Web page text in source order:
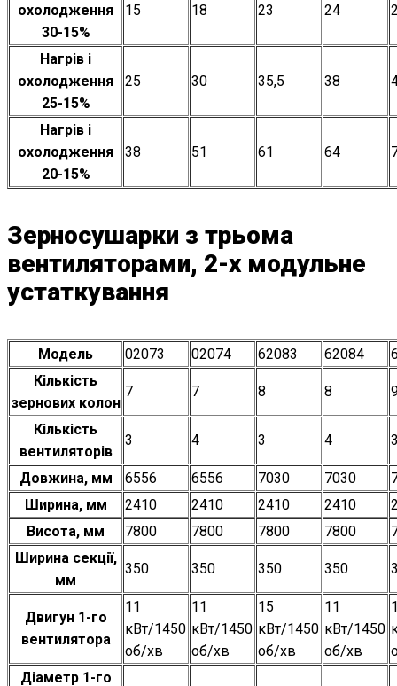
охолодження
30-15%
15 18 23 24
Нагрів і
охолодження
25-15%
25 30 35,5 38
Нагрів і
охолодження
20-15%
38 51 61 64
Зерносушарки з трьома
вентиляторами, 2-х модульне
устаткування
Модель 02073 02074 62083 62084
Кількість
зернових колон
7 7 8 8
Кількість
вентиляторів
3 4 3 4
Довжина, мм 6556 6556 7030 7030
Ширина, мм
2410 2410 2410 2410
Висота, мм
7800 7800 7800 7800
Ширина секції,
мм
350 350 350 350
Двигун 1-го
вентилятора
11
кВт/1450
об/хв
11
кВт/1450
об/хв
15
кВт/1450
об/хв
11
кВт/1450
об/хв
Діаметр 1-го